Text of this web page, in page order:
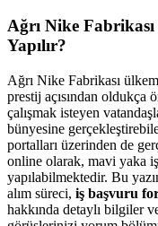
Ağrı Nike
Yapılır?
Ağrı Nike Fabrikası
prestij açısından oldukça
çalışmak isteyen
bünyesine
portalları üzerinden de
online olarak, mavi yaka
yapılabilmektedir. Bu
alım süreci, iş başvuru
hakkında detaylı bilgiler